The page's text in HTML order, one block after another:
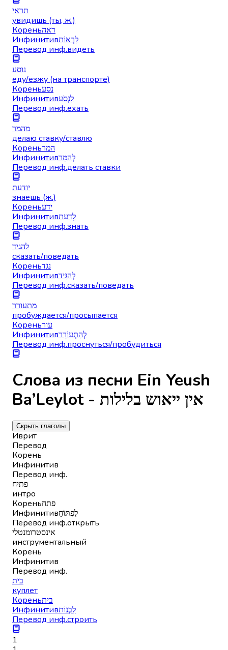
תראי
увидишь (ты, ж.)
Кореньראה
Инфинитивלִרְאוֹת
Перевод инф.видеть
נוסע
еду/езжу (на транспорте)
Кореньנסע
Инфинитивלִנְסֹעַ
Перевод инф.ехать
מהמר
делаю ставку/ставлю
Кореньהמר
Инфинитивלְהַמֵּר
Перевод инф.делать ставки
יודעת
знаешь (ж.)
Кореньידע
Инфинитивלָדַעַת
Перевод инф.знать
להגיד
сказать/поведать
Кореньנגד
Инфинитивלְהַגִּיד
Перевод инф.сказать/поведать
מתעורר
пробуждается/просыпается
Кореньעור
Инфинитивלְהִתְעוֹרֵר
Перевод инф.проснуться/пробудиться
Слова из песни Ein Yeush
Ba’Leylot - אין ייאוש בלילות
Скрыть глаголы
Иврит
Перевод
Корень
Инфинитив
Перевод инф.
פתיח
интро
Кореньפתח
Инфинитивלִפְתּוֹחַ
Перевод инф.открыть
אינסטרומנטלי
инструментальный
Корень
Инфинитив
Перевод инф.
בית
куплет
Кореньבית
Инфинитивלִבְנוֹת
Перевод инф.строить
1